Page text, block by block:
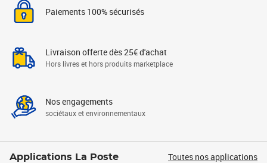
Paiements 100% sécurisés
Livraison offerte dès 25€ d'achat
Hors livres et hors produits marketplace
Nos engagements
sociétaux et environnementaux
Applications La Poste Toutes nos applications